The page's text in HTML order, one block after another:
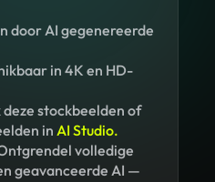
door AI gegenereerde
in 4K en HD-
deze stockbeelden of
in AI Studio.
volledige
geavanceerde AI —